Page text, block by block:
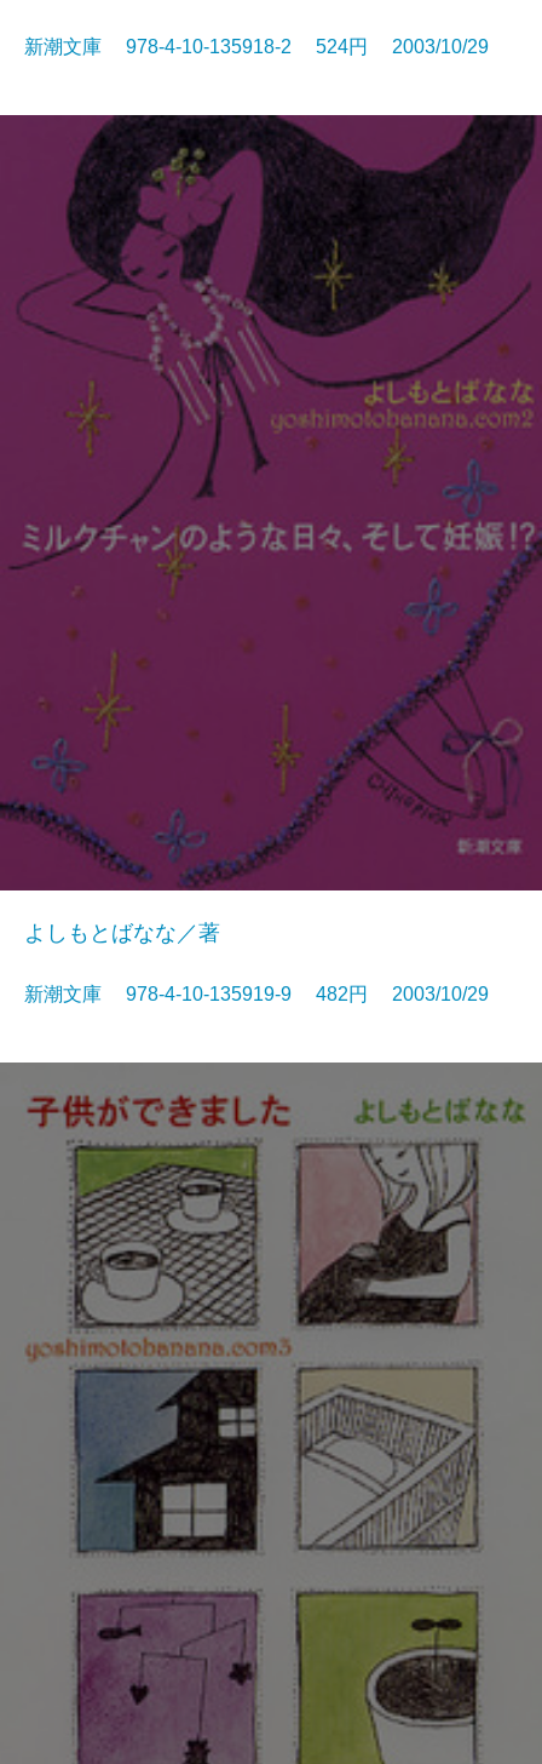
新潮文庫 978-4-10-135918-2 524円 2003/10/29
よしもとばなな／著
新潮文庫 978-4-10-135919-9 482円 2003/10/29